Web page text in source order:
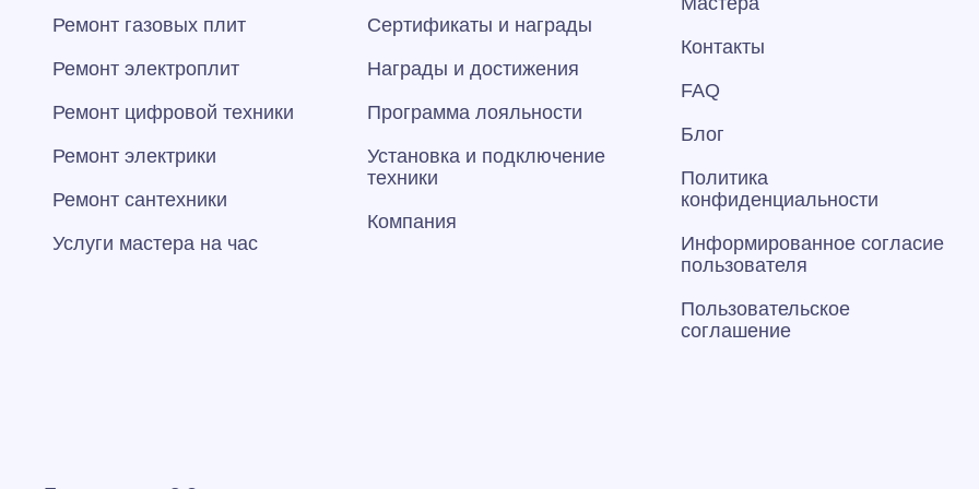
Ремонт газовых плит
Ремонт электроплит
Ремонт цифровой техники
Ремонт электрики
Ремонт сантехники
Услуги мастера на час
Сертификаты и награды
Награды и достижения
Программа лояльности
Установка и подключение
техники
Компания
Контакты
FAQ
Блог
Политика
конфиденциальности
Информированное согласие
пользователя
Пользовательское
соглашение